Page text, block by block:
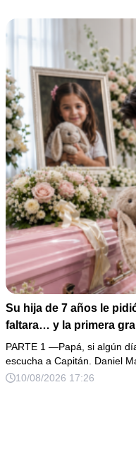
Su hija de 7 años le
faltara… y la primera
familia ganaba dinero
PARTE 1 —Papá, si algún
escucha a Capitán. Daniel
10/08/2026 17:26